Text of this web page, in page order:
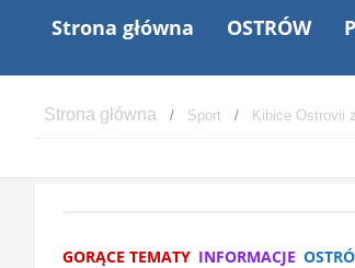
Strona główna OSTRÓW
Sport Kibice Ostrovii
GORĄCE TEMATY INFORMACJE